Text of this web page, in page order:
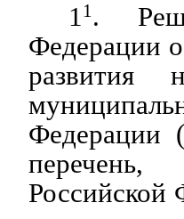
11 .
Федерации
развития
Федерации
перечень,
Российской